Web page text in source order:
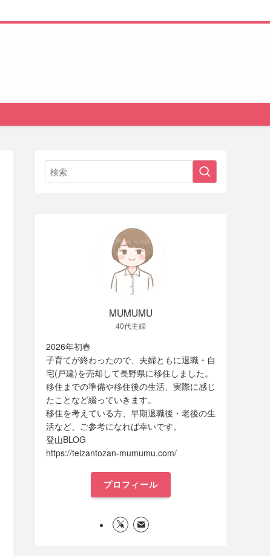
MUMUMU
40代主婦
2026年初春
子育てが終わったので、夫婦ともに退職・自
宅(戸建)を売却して長野県に移住しました。
移住までの準備や移住後の生活、実際に感じ
たことなど綴っていきます。
移住を考えている方、早期退職後・老後の生
活など、ご参考になれば幸いです。
登山BLOG
https://teizantozan-mumumu.com/
プロフィール